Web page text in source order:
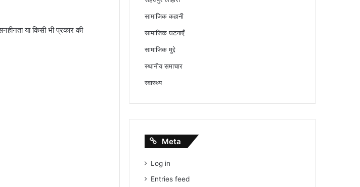
या किसी भी प्रकार की
सामाजिक कहानी
सामाजिक घटनाएँ
सामाजिक मुद्दे
स्थानीय समाचार
स्वास्थ्य
Meta
Log in
Entries feed